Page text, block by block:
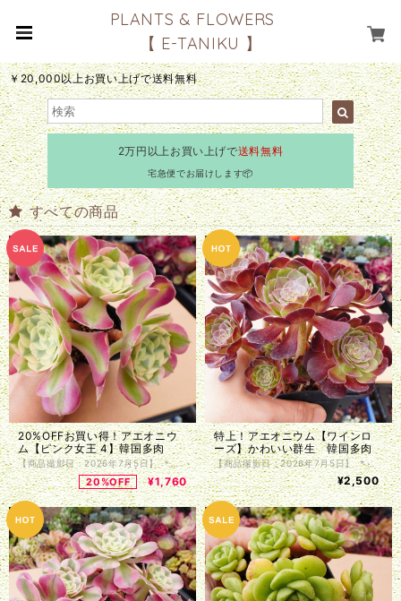
PLANTS & FLOWERS
【 E-TANIKU 】
￥20,000以上お買い上げで送料無料
2万円以上お買い上げで送料無料
宅急便でお届けします📦
すべての商品
20%OFFお買い得！アエオニウ
ム【ピンク女王 4】韓国多肉
【商品撮影日：2026年7月5日】 ＊韓国仕入れ ＊植物サイズは写真をご参照くださいませ。 ＊商品は抜き苗で植物のみお届け致します。入荷時に根の処理を行っているため、発根前のものや微根のものがございます。カット苗とお考え下さい。 ＊単頭ではない個体につきましては分離してしまう事もございます。植物はお届けまでの間に多少の色の変化・形状の変化がある場合がございます。写真撮影をした植物の現物販売となります。
20%OFF ¥1,760
特上！アエオニウム【ワインロ
ーズ】かわいい群生 韓国多肉
【商品撮影日：2026年7月5日】 ＊韓国仕入れ ＊植物サイズは写真をご参照くださいませ。 ＊商品は抜き苗で植物のみお届け致します。入荷時に根の処理を行っているため、発根前のものや微根のものがございます。カット苗とお考え下さい。 ＊単頭ではない個体につきましては分離してしまう事もございます。植物はお届けまでの間に多少の色の変化・形状の変化がある場合がございます。写真撮影をした植物の現物販売となります。
¥2,500